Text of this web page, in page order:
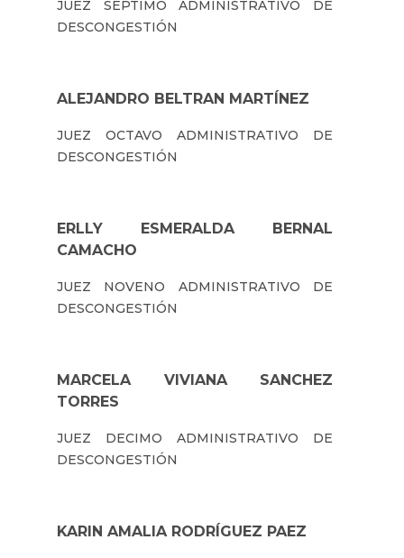
JUEZ SEPTIMO ADMINISTRATIVO DE
DESCONGESTIÓN
ALEJANDRO BELTRAN MARTÍNEZ
JUEZ OCTAVO ADMINISTRATIVO DE
DESCONGESTIÓN
ERLLY ESMERALDA BERNAL
CAMACHO
JUEZ NOVENO ADMINISTRATIVO DE
DESCONGESTIÓN
MARCELA VIVIANA SANCHEZ
TORRES
JUEZ DECIMO ADMINISTRATIVO DE
DESCONGESTIÓN
KARIN AMALIA RODRÍGUEZ PAEZ